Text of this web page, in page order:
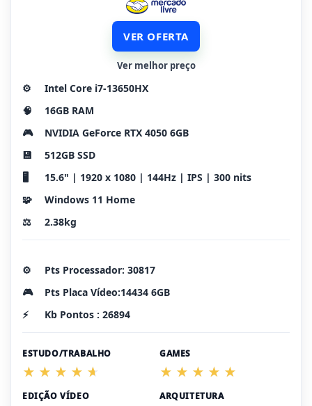
VER OFERTA
Ver melhor preço
⚙️
Intel Core i7-13650HX
🧠
16GB RAM
🎮
NVIDIA GeForce RTX 4050 6GB
💾
512GB SSD
🖥️
15.6" | 1920 x 1080 | 144Hz | IPS | 300 nits
🧩
Windows 11 Home
⚖️
2.38kg
⚙️
Pts Processador: 30817
🎮
Pts Placa Vídeo:14434 6GB
⚡
Kb Pontos : 26894
ESTUDO/TRABALHO GAMES
EDIÇÃO VÍDEO ARQUITETURA